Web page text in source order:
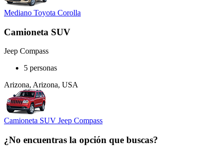
Mediano Toyota Corolla
Camioneta SUV
Jeep Compass
5 personas
Arizona, Arizona, USA
Camioneta SUV Jeep Compass
¿No encuentras la opción que buscas?